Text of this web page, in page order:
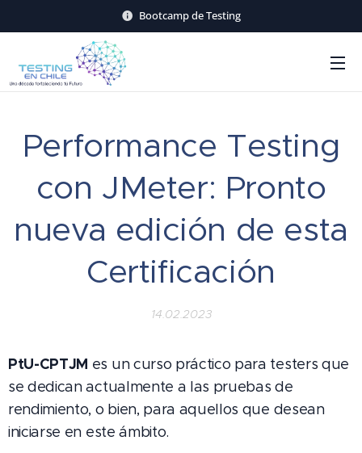
Bootcamp de Testing
Performance Testing
con JMeter: Pronto
nueva edición de esta
Certificación
14.02.2023
PtU-CPTJM es un curso práctico para testers que
se dedican actualmente a las pruebas de
rendimiento, o bien, para aquellos que desean
iniciarse en este ámbito.